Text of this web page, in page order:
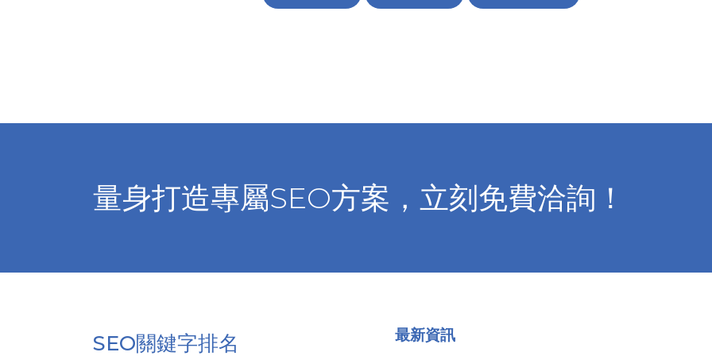
量身打造專屬SEO方案，立刻免費洽詢！
SEO關鍵字排名 最新資訊